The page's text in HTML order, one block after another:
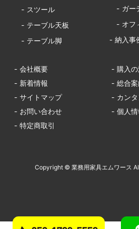
- スツール
- テーブル天板
- テーブル脚
- ガー
- オフ
- 納入事
- 会社概要
- 購入
- 新着情報
- 総合案
- サイトマップ
- カンタ
- お問い合わせ
- 個人
- 特定商取引
Copyright © 業務用家具エムワース